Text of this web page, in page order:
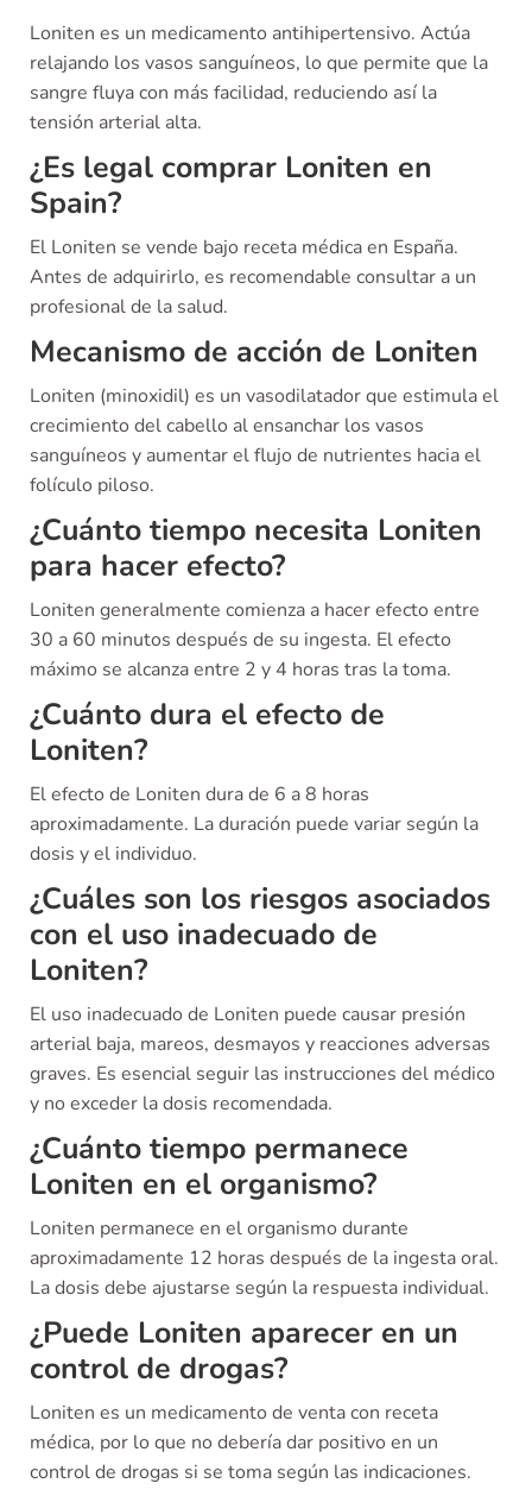
Loniten es un medicamento antihipertensivo. Actúa
relajando los vasos sanguíneos, lo que permite que la
sangre fluya con más facilidad, reduciendo así la
tensión arterial alta.
¿Es legal comprar Loniten en
Spain?
El Loniten se vende bajo receta médica en España.
Antes de adquirirlo, es recomendable consultar a un
profesional de la salud.
Mecanismo de acción de Loniten
Loniten (minoxidil) es un vasodilatador que estimula el
crecimiento del cabello al ensanchar los vasos
sanguíneos y aumentar el flujo de nutrientes hacia el
folículo piloso.
¿Cuánto tiempo necesita Loniten
para hacer efecto?
Loniten generalmente comienza a hacer efecto entre
30 a 60 minutos después de su ingesta. El efecto
máximo se alcanza entre 2 y 4 horas tras la toma.
¿Cuánto dura el efecto de
Loniten?
El efecto de Loniten dura de 6 a 8 horas
aproximadamente. La duración puede variar según la
dosis y el individuo.
¿Cuáles son los riesgos asociados
con el uso inadecuado de
Loniten?
El uso inadecuado de Loniten puede causar presión
arterial baja, mareos, desmayos y reacciones adversas
graves. Es esencial seguir las instrucciones del médico
y no exceder la dosis recomendada.
¿Cuánto tiempo permanece
Loniten en el organismo?
Loniten permanece en el organismo durante
aproximadamente 12 horas después de la ingesta oral.
La dosis debe ajustarse según la respuesta individual.
¿Puede Loniten aparecer en un
control de drogas?
Loniten es un medicamento de venta con receta
médica, por lo que no debería dar positivo en un
control de drogas si se toma según las indicaciones.